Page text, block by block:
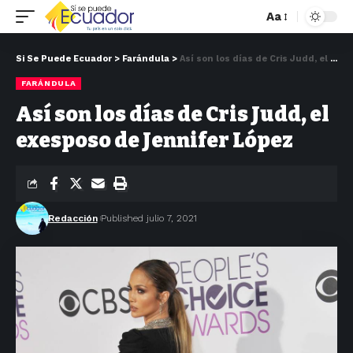
Aa
Si Se Puede Ecuador > Farándula > Así son los días de Cris Judd, el exesposo de Jennifer López
FARÁNDULA
Así son los días de Cris Judd, el
exesposo de Jennifer López
Redacción Published julio 7, 2021